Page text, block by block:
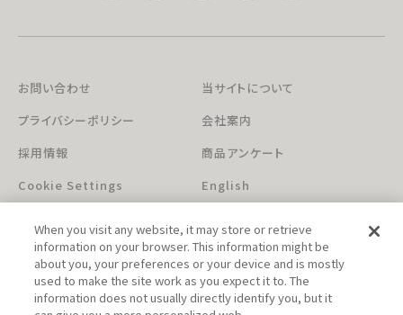
お問い合わせ
当サイトについて
プライバシーポリシー
会社案内
採用情報
商品アンケート
Cookie Settings
English
When you visit any website, it may store or retrieve
information on your browser. This information might be
about you, your preferences or your device and is mostly
used to make the site work as you expect it to. The
information does not usually directly identify you, but it